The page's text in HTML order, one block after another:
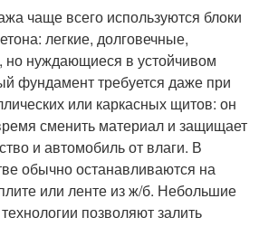
чаще всего используются блоки
легкие, долговечные,
нуждающиеся в устойчивом
фундамент требуется даже при
или каркасных щитов: он
сменить материал и защищает
и автомобиль от влаги. В
обычно останавливаются на
или ленте из ж/б. Небольшие
позволяют залить